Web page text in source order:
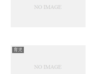
育児